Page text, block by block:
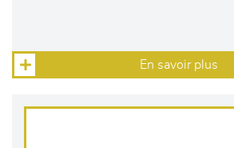
En savoir plus